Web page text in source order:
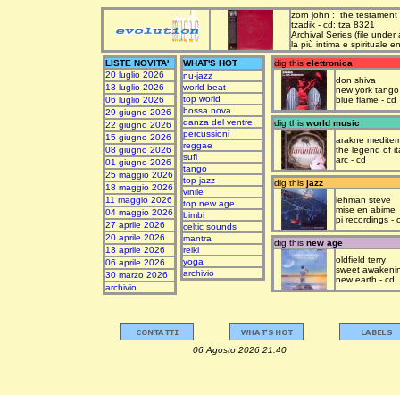
zorn john : the testament
tzadik - cd: tza 8321
Archival Series (file under
la più intima e spirituale
LISTE NOVITA'
20 luglio 2026
13 luglio 2026
06 luglio 2026
29 giugno 2026
22 giugno 2026
15 giugno 2026
08 giugno 2026
01 giugno 2026
25 maggio 2026
18 maggio 2026
11 maggio 2026
04 maggio 2026
27 aprile 2026
20 aprile 2026
13 aprile 2026
06 aprile 2026
30 marzo 2026
archivio
WHAT'S HOT
nu-jazz
world beat
top world
bossa nova
danza del ventre
percussioni
reggae
sufi
tango
top jazz
vinile
top new age
bimbi
celtic sounds
mantra
reiki
yoga
archivio
dig this elettronica
don shiva
new york tango
blue flame - cd
dig this world music
arakne
the legend of
arc - cd
dig this jazz
lehman steve
mise en abime
pi recordings -
dig this new age
oldfield terry
sweet
new earth - cd
06 Agosto 2026 21:40